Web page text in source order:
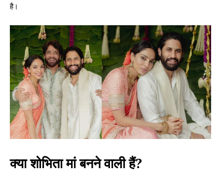
है।
क्या शोभिता मां बनने वाली हैं?